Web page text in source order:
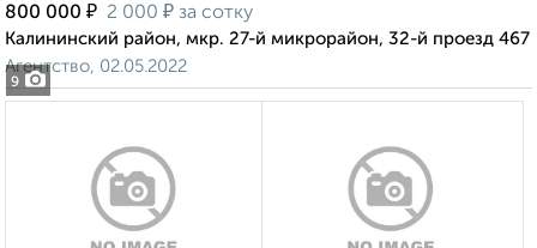
9
800 000 ₽ 2 000 ₽ за сотку
Калининский район, мкр. 27-й микрорайон, 32-й проезд 467
Агентство, 02.05.2022